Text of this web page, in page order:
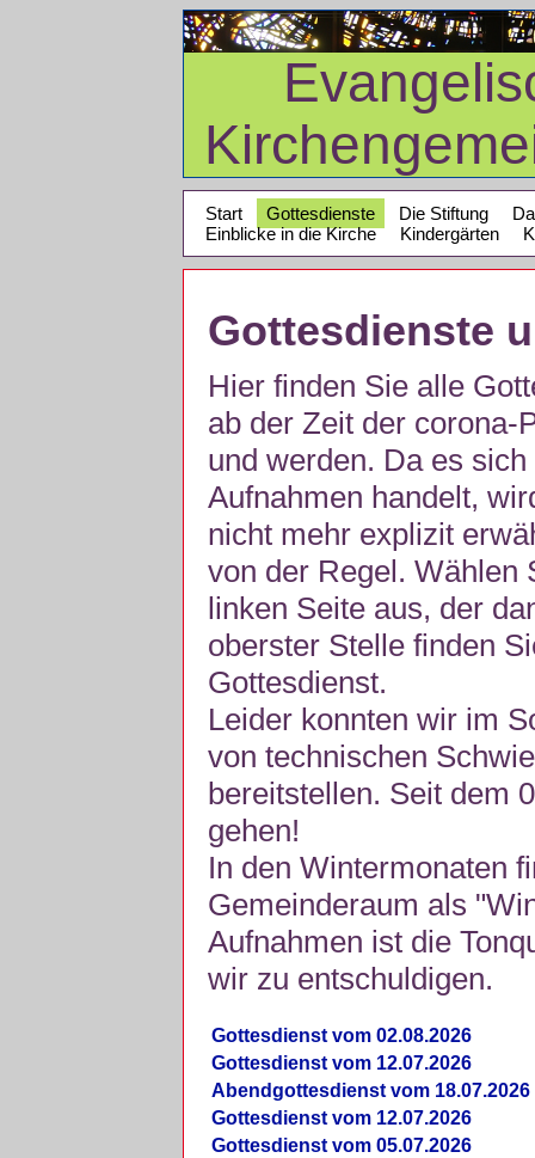
Start Gottesdienste Die Stiftung
Einblicke in die Kirche
Kindergärten
Gottesdienste
Hier finden Sie alle
ab der Zeit der corona-
und werden. Da es
Aufnahmen handelt,
nicht mehr explizit
von der Regel. Wählen
linken Seite aus, der
oberster Stelle finden
Gottesdienst.
Leider konnten wir im
von technischen
bereitstellen. Seit dem
gehen!
In den Wintermonaten
Gemeinderaum als
Aufnahmen ist die
wir zu entschuldigen.
Gottesdienst vom 02.08.2026
Gottesdienst vom 12.07.2026
Abendgottesdienst vom 18.07.2026
Gottesdienst vom 12.07.2026
Gottesdienst vom 05.07.2026